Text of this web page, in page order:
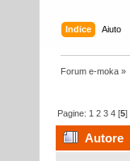
Indice Aiuto
Forum e-moka »
Pagine: 1 2 3 4 [5]
Autore